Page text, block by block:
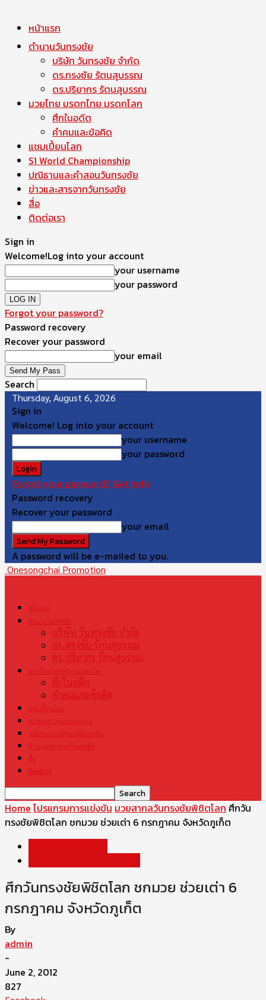
หน้าแรก
ตำนานวันทรงชัย
บริษัท วันทรงชัย จำกัด
ดร.ทรงชัย รัตนสุบรรณ
ดร.ปริยากร รัตนสุบรรณ
มวยไทย มรดกไทย มรดกโลก
ศึกในอดีต
คำคมและข้อคิด
แชมเปี้ยนโลก
S1 World Championship
ปณิธานและคำสอนวันทรงชัย
ข่าวและสารจากวันทรงชัย
สื่อ
ติดต่อเรา
Sign in
Welcome!Log into your account
your username
your password
Forgot your password?
Password recovery
Recover your password
your email
Search
Thursday, August 6, 2026
Sign in
Welcome! Log into your account
your username
your password
Forgot your password? Get help
Password recovery
Recover your password
your email
A password will be e-mailed to you.
Onesongchai Promotion
หน้าแรก
ตำนานวันทรงชัย
บริษัท วันทรงชัย จำกัด
ดร.ทรงชัย รัตนสุบรรณ
ดร.ปริยากร รัตนสุบรรณ
มวยไทย มรดกไทย มรดกโลก
ศึกในอดีต
คำคมและข้อคิด
แชมเปี้ยนโลก
S1 World Championship
ปณิธานและคำสอนวันทรงชัย
ข่าวและสารจากวันทรงชัย
สื่อ
ติดต่อเรา
Home โปรแกรมการแข่งขัน มวยสากลวันทรงชัยพิชิตโลก ศึกวัน
ทรงชัยพิชิตโลก ชกมวย ช่วยเต่า 6 กรกฎาคม จังหวัดภูเก็ต
ศึกวันทรงชัยพิชิตโลก ชกมวย ช่วยเต่า 6
กรกฎาคม จังหวัดภูเก็ต
By
admin
-
June 2, 2012
827